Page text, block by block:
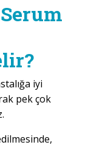
iyi
pek çok